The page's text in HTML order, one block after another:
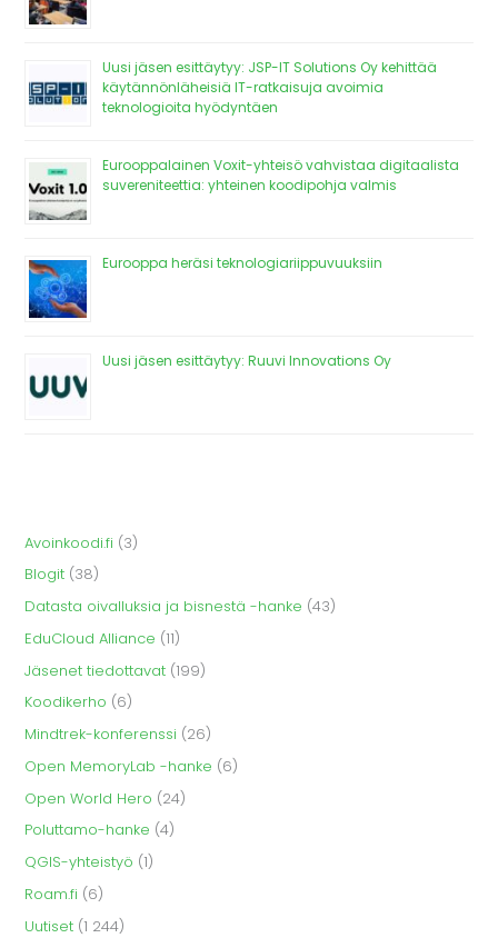
Uusi jäsen esittäytyy: JSP-IT Solutions Oy kehittää
käytännönläheisiä IT-ratkaisuja avoimia
teknologioita hyödyntäen
Eurooppalainen Voxit-yhteisö vahvistaa digitaalista
suvereniteettia: yhteinen koodipohja valmis
Eurooppa heräsi teknologiariippuvuuksiin
Uusi jäsen esittäytyy: Ruuvi Innovations Oy
Avoinkoodi.fi (3)
Blogit (38)
Datasta oivalluksia ja bisnestä -hanke (43)
EduCloud Alliance (11)
Jäsenet tiedottavat (199)
Koodikerho (6)
Mindtrek-konferenssi (26)
Open MemoryLab -hanke (6)
Open World Hero (24)
Poluttamo-hanke (4)
QGIS-yhteistyö (1)
Roam.fi (6)
Uutiset (1 244)